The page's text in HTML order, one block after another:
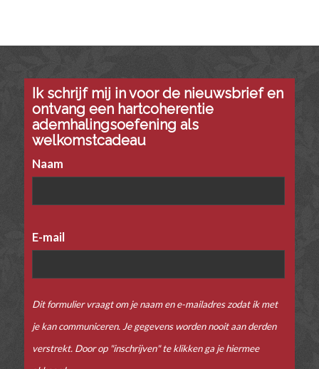
Ik schrijf mij in voor de nieuwsbrief en
ontvang een hartcoherentie
ademhalingsoefening als
welkomstcadeau
Naam
E-mail
Dit formulier vraagt om je naam en e-mailadres zodat ik met
je kan communiceren. Je gegevens worden nooit aan derden
verstrekt. Door op "inschrijven" te klikken ga je hiermee